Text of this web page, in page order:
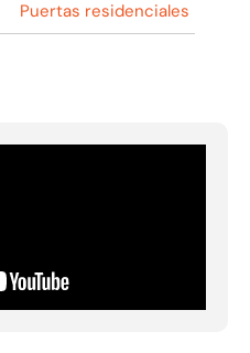
Puertas residenciales